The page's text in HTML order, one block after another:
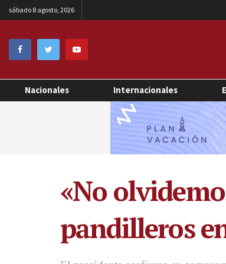
sábado 8 agosto, 2026
Nacionales Internacionales
«No
pandilleros